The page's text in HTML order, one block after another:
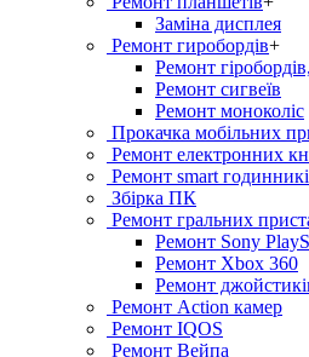
Заміна дисплея
Ремонт гиробордiв+
Ремонт
Ремонт сигвеїв
Ремонт моноколіс
Прокачка мобільних
Ремонт електронних
Ремонт smart
Збірка ПК
Ремонт гральних
Ремонт Sony
Ремонт Xbox 360
Ремонт
Ремонт Action камер
Ремонт IQOS
Ремонт Вейпа